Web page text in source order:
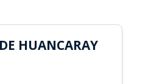
HUANCARAY